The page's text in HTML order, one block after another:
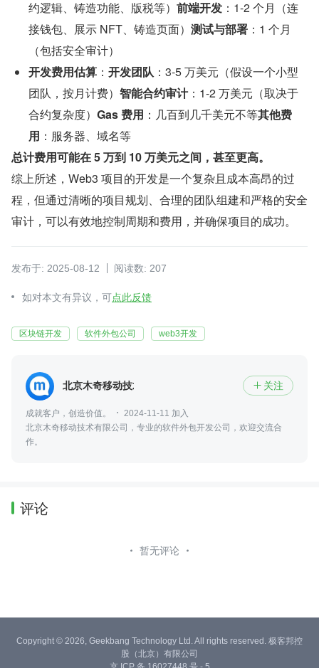
约逻辑、铸造功能、版税等） 前端开发 ：1-2 个月（连
接钱包、展示 NFT、铸造页面） 测试与部署 ：1 个月
（包括安全审计）
开发费用估算 ： 开发团队 ：3-5 万美元（假设一个小型
团队，按月计费） 智能合约审计：1-2 万美元（取决于
合约复杂度） Gas 费用 ：几百到几千美元不等其他费
用 ：服务器、域名等
总计费用可能在 5 万到 10 万美元之间，甚至更高。
综上所述，Web3 项目的开发是一个复杂且成本高昂的过
程，但通过清晰的项目规划、合理的团队组建和严格的安全
审计，可以有效地控制周期和费用，并确保项目的成功。
发布于: 2025-08-12 阅读数: 207
如对本文有异议，可点此反馈
区块链开发 软件外包公司 web3开发
北京木奇移动技术有限公司  关注
成就客户，创造价值。
2024-11-11 加入
北京木奇移动技术有限公司，专业的软件外包开发公司，欢迎交流合
作。
评论
暂无评论
Copyright © 2026, Geekbang Technology Ltd. All rights reserved. 极客邦控
股（北京）有限公司